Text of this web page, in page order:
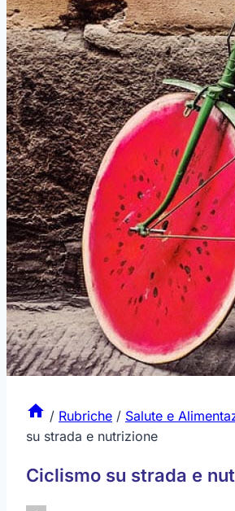
/ Rubriche / Salute e
su strada e nutrizione
Ciclismo su strada e